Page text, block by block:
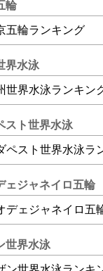
輪
界水泳
スト世界水泳
ェジャネイロ五輪
世界水泳